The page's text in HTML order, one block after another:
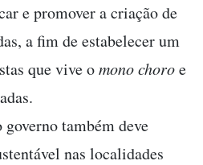
e promover a criação de
a fim de estabelecer um
que vive omono choroe
também deve
nas localidades